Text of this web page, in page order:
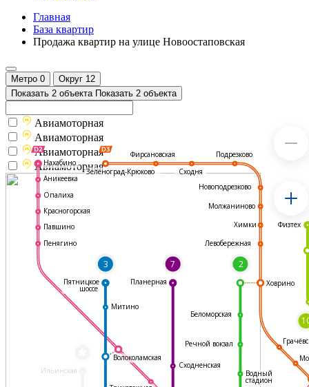
Главная
База квартир
Продажа квартир на улице Новоостаповская
Метро 0 Округ 12
Показать 2 объекта Показать 2 объекта
Ильинская
3 7 2
Фирсановская
Сходня
Подрезково
Новоподрезково
Молжаниново
Химки
Левобережная
Ховрино
Водный
стадион
Сходненская
Волоколамская
Митино
Нахабино
Аникеевка
Опалиха
Красногорская
Павшино
Пенягино
Пятницкое
шоссе
Планерная
Физтех
Речной вокзал
Беломорская
Зеленоград-Крюково
Авиамоторная
Авиамоторная
Авиамоторная
Авиамоторная